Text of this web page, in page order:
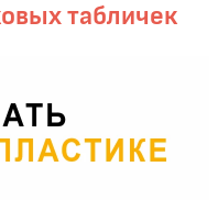
табличек